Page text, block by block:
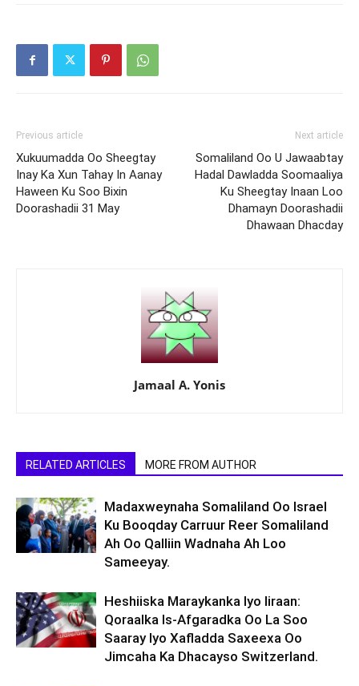
Previous article
Xukuumadda Oo Sheegtay
Inay Ka Xun Tahay In Aanay
Haween Ku Soo Bixin
Doorashadii 31 May
Next article
Somaliland Oo U Jawaabtay
Hadal Dawladda Soomaaliya
Ku Sheegtay Inaan Loo
Dhamayn Doorashadii
Dhawaan Dhacday
Jamaal A. Yonis
RELATED ARTICLES MORE FROM AUTHOR
Madaxweynaha Somaliland Oo Israel
Ku Booqday Carruur Reer Somaliland
Ah Oo Qalliin Wadnaha Ah Loo
Sameeyay.
Heshiiska Maraykanka Iyo Iiraan:
Qoraalka Is-Afgaradka Oo La Soo
Saaray Iyo Xafladda Saxeexa Oo
Jimcaha Ka Dhacayso Switzerland.